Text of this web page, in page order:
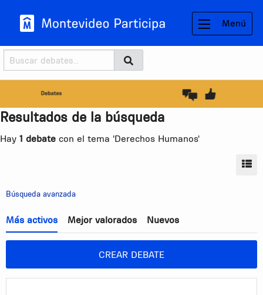
Menú
Buscador
Buscar BUSCAR
Resultados de la búsqueda
Hay 1 debate con el tema 'Derechos Humanos'
Búsqueda avanzada
Más activos Mejor valorados Nuevos
CREAR DEBATE